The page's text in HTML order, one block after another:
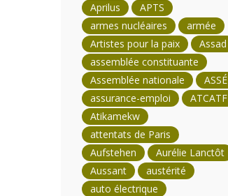
Aprilus
APTS
armes nucléaires
armée
Artistes pour la paix
Assad
assemblée constituante
Assemblée nationale
ASSÉ
assurance-emploi
ATCATF
Atikamekw
attentats de Paris
Aufstehen
Aurélie Lanctôt
Aussant
austérité
auto électrique